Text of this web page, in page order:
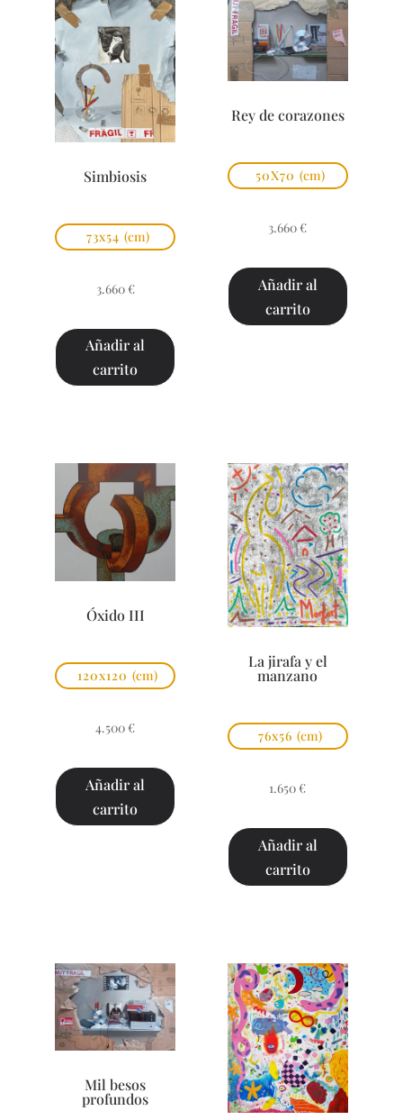
Simbiosis
73x54 (cm)
3.660 €
Añadir al
carrito
Rey de corazones
50X70 (cm)
3.660 €
Añadir al
carrito
Óxido III
120x120 (cm)
4.500 €
Añadir al
carrito
La jirafa y el
manzano
76x56 (cm)
1.650 €
Añadir al
carrito
Mil besos
profundos